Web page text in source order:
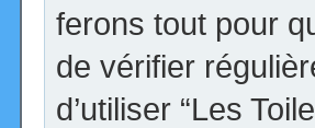
ferons tout pour
de vérifier
d’utiliser “Les